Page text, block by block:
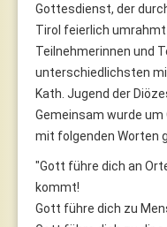
Gottesdienst, der
Tirol feierlich
Teilnehmerinnen und
unterschiedlichsten
Kath. Jugend der
Gemeinsam wurde
mit folgenden Worten
"Gott führe dich an
kommt!
Gott führe dich zu